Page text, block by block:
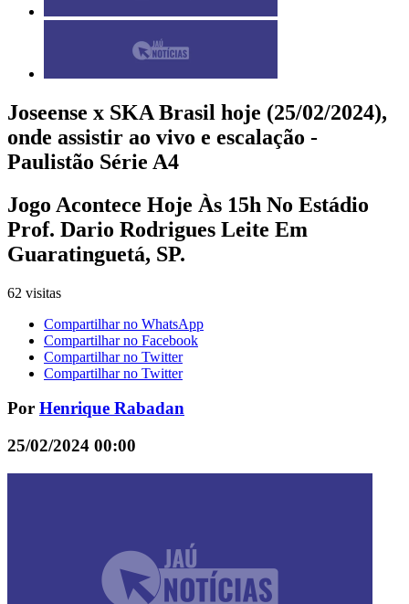
Joseense x SKA Brasil hoje (25/02/2024),
onde assistir ao vivo e escalação -
Paulistão Série A4
Jogo Acontece Hoje Às 15h No Estádio
Prof. Dario Rodrigues Leite Em
Guaratinguetá, SP.
62 visitas
Compartilhar no WhatsApp
Compartilhar no Facebook
Compartilhar no Twitter
Compartilhar no Twitter
Por Henrique Rabadan
25/02/2024 00:00